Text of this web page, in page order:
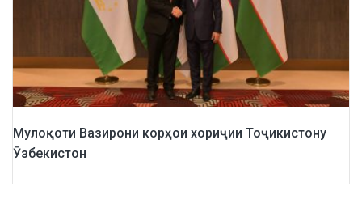
Мулоқоти Вазирони корҳои хориҷии Тоҷикистону
Ӯзбекистон